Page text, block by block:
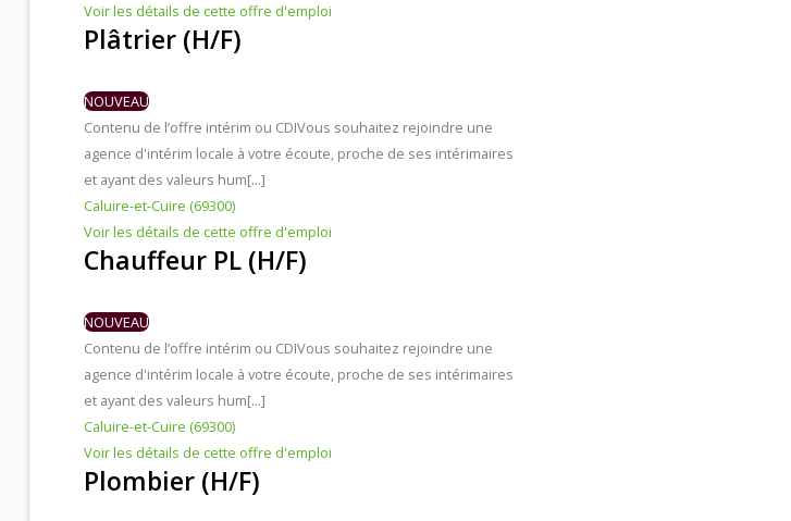
Voir les détails de cette offre d'emploi
Plâtrier (H/F)
NOUVEAU
Contenu de l’offre intérim ou CDIVous souhaitez rejoindre une
agence d'intérim locale à votre écoute, proche de ses intérimaires
et ayant des valeurs hum[...]
Caluire-et-Cuire (69300)
Voir les détails de cette offre d'emploi
Chauffeur PL (H/F)
NOUVEAU
Contenu de l’offre intérim ou CDIVous souhaitez rejoindre une
agence d'intérim locale à votre écoute, proche de ses intérimaires
et ayant des valeurs hum[...]
Caluire-et-Cuire (69300)
Voir les détails de cette offre d'emploi
Plombier (H/F)